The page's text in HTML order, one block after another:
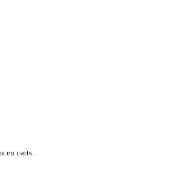
en carts.